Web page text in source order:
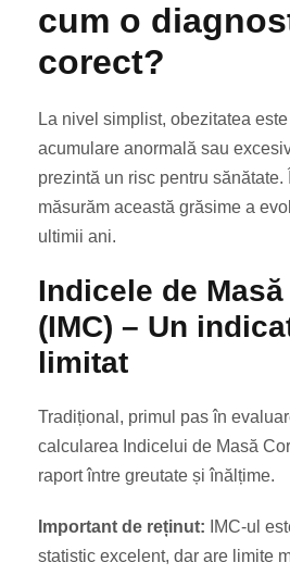
cum o
corect?
La nivel simplist, obezitatea
acumulare anormală sau
prezintă un risc pentru
măsurăm această grăsime a
ultimii ani.
Indicele de
(IMC) – Un
limitat
Tradițional, primul pas în
calcularea Indicelui de Masă
raport între greutate și înălțime.
Important de reținut: IMC-ul
statistic excelent, dar are limite